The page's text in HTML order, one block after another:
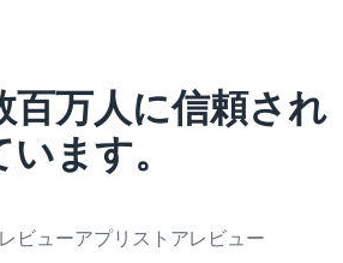
百万人に信頼され
います。
ビューアプリストアレビュー